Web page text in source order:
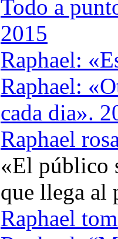
Todo a
2015
Raphael:
Raphael:
cada dia».
Raphael
«El público
que llega al
Raphael